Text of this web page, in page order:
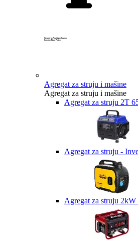
Created by Yogi Aprelliyanto
from the Noun Project
Agregat za struju i mašine
Agregat za struju i mašine
Agregat za struju 2T
Agregat za struju -
Agregat za struju